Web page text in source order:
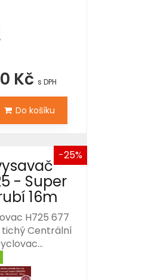
Kč s DPH
Do košíku
-25%
- Super
16m
H725 677
tichý Centrální